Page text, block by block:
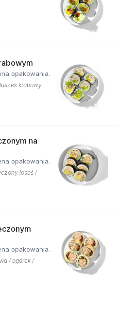
opakowania.
krabowy
na
opakowania.
łosoś /
opakowania.
/ ogórek /